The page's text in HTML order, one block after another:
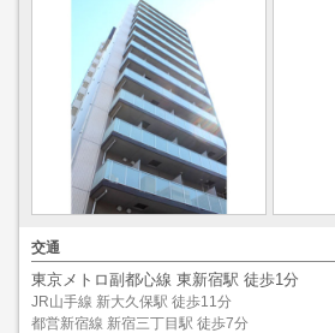
交通
東京メトロ副都心線 東新宿駅 徒歩1分
JR山手線 新大久保駅 徒歩11分
都営新宿線 新宿三丁目駅 徒歩7分